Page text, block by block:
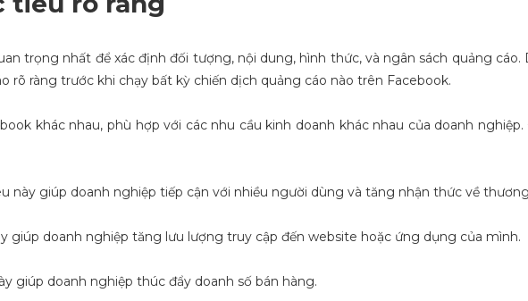
trọng nhất để xác định đối tượng, nội dung, hình thức, và ngân sách quảng cáo.
rõ ràng trước khi chạy bất kỳ chiến dịch quảng cáo nào trên Facebook.
khác nhau, phù hợp với các nhu cầu kinh doanh khác nhau của doanh
này giúp doanh nghiệp tiếp cận với nhiều người dùng và tăng nhận thức về
giúp doanh nghiệp tăng lưu lượng truy cập đến website hoặc ứng dụng của mình.
giúp doanh nghiệp thúc đẩy doanh số bán hàng.